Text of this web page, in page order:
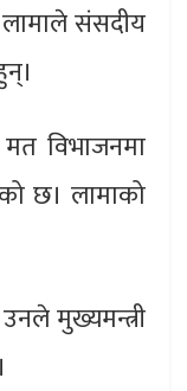
संसदीय
विभाजनमा
छ। लामाको
मुख्यमन्त्री